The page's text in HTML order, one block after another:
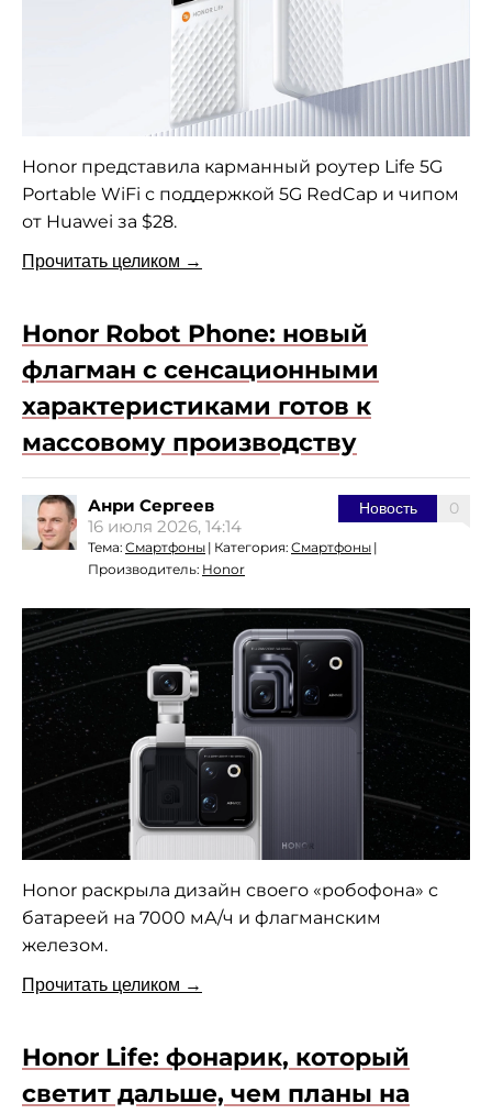
Honor представила карманный роутер Life 5G
Portable WiFi с поддержкой 5G RedCap и чипом
от Huawei за $28.
Прочитать целиком →
Honor Robot Phone: новый
флагман с сенсационными
характеристиками готов к
массовому производству
0
Новость
Анри Сергеев
16 июля 2026, 14:14
Тема: Смартфоны | Категория: Смартфоны |
Производитель: Honor
Honor раскрыла дизайн своего «робофона» с
батареей на 7000 мА/ч и флагманским
железом.
Прочитать целиком →
Honor Life: фонарик, который
светит дальше, чем планы на